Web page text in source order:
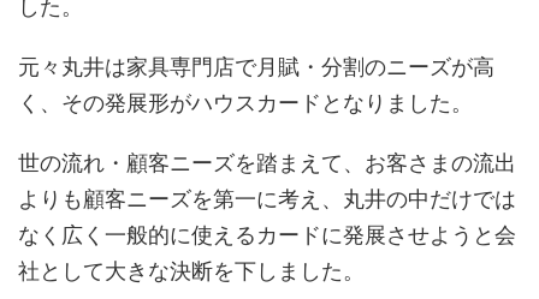
した。
元々丸井は家具専門店で月賦・分割のニーズが高
く、その発展形がハウスカードとなりました。
世の流れ・顧客ニーズを踏まえて、お客さまの流出
よりも顧客ニーズを第一に考え、丸井の中だけでは
なく広く一般的に使えるカードに発展させようと会
社として大きな決断を下しました。